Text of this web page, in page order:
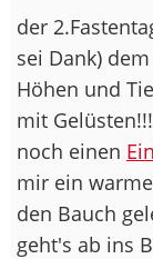
der
sei Dank)
Höhen und
mit
noch einen
mir ein
den Bauch
geht's ab ins